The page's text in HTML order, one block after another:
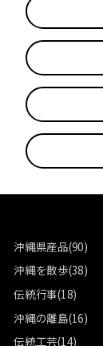
沖縄県産品(90)
沖縄を散歩(38)
伝統行事(18)
沖縄の離島(16)
伝統工芸(14)